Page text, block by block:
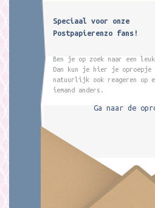
Speciaal voor onze
Postpapierenzo fans!
Ben je op zoek naar een
Dan kun je hier je oproepje
natuurlijk ook reageren op
iemand anders.
Ga naar de